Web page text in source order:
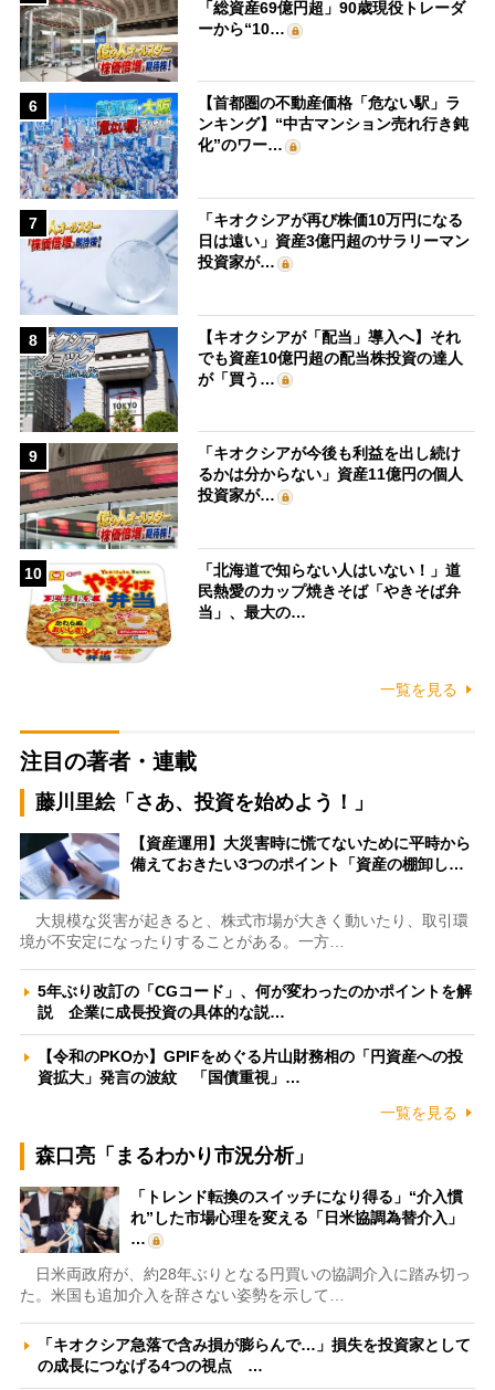
「総資産69億円超」90歳現役トレーダ
ーから“10…
6
【首都圏の不動産価格「危ない駅」ラ
ンキング】“中古マンション売れ行き鈍
化”のワー…
7
「キオクシアが再び株価10万円になる
日は遠い」資産3億円超のサラリーマン
投資家が…
8
【キオクシアが「配当」導入へ】それ
でも資産10億円超の配当株投資の達人
が「買う…
9
「キオクシアが今後も利益を出し続け
るかは分からない」資産11億円の個人
投資家が…
10
「北海道で知らない人はいない！」道
民熱愛のカップ焼きそば「やきそば弁
当」、最大の…
一覧を見る
注目の著者・連載
藤川里絵「さあ、投資を始めよう！」
【資産運用】大災害時に慌てないために平時から
備えておきたい3つのポイント「資産の棚卸し…
大規模な災害が起きると、株式市場が大きく動いたり、取引環
境が不安定になったりすることがある。一方…
5年ぶり改訂の「CGコード」、何が変わったのかポイントを解
説 企業に成長投資の具体的な説…
【令和のPKOか】GPIFをめぐる片山財務相の「円資産への投
資拡大」発言の波紋 「国債重視」…
一覧を見る
森口亮「まるわかり市況分析」
「トレンド転換のスイッチになり得る」“介入慣
れ”した市場心理を変える「日米協調為替介入」
…
日米両政府が、約28年ぶりとなる円買いの協調介入に踏み切っ
た。米国も追加介入を辞さない姿勢を示して…
「キオクシア急落で含み損が膨らんで…」損失を投資家として
の成長につなげる4つの視点 …